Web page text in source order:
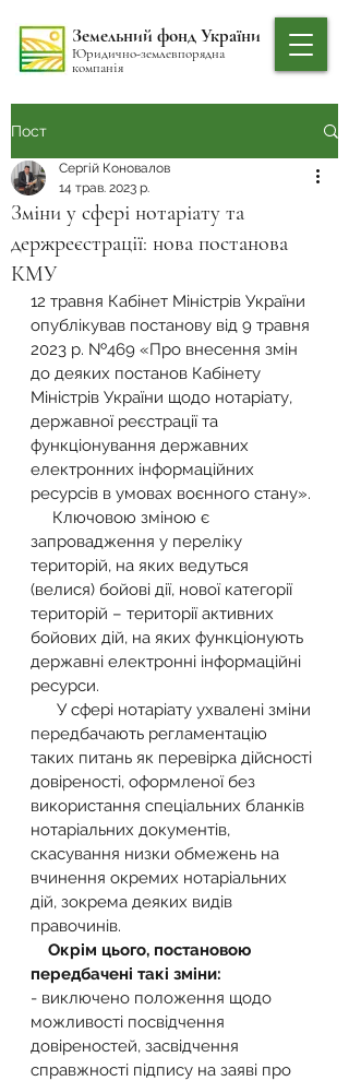
Земельний фонд України
Юридично-землевпорядна
компанія
Пост
Зміни у сфері нотаріату та
держреєстрації: нова постанова
КМУ
Сергій Коновалов
14 трав. 2023 р.
12 травня Кабінет Міністрів України
опублікував постанову від 9 травня
2023 р. №469 «Про внесення змін
до деяких постанов Кабінету
Міністрів України щодо нотаріату,
державної реєстрації та
функціонування державних
електронних інформаційних
ресурсів в умовах воєнного стану».
Ключовою зміною є
запровадження у переліку
територій, на яких ведуться
(велися) бойові дії, нової категорії
територій – території активних
бойових дій, на яких функціонують
державні електронні інформаційні
ресурси.
У сфері нотаріату ухвалені зміни
передбачають регламентацію
таких питань як перевірка дійсності
довіреності, оформленої без
використання спеціальних бланків
нотаріальних документів,
скасування низки обмежень на
вчинення окремих нотаріальних
дій, зокрема деяких видів
правочинів.
Окрім цього, постановою
передбачені такі зміни:
- виключено положення щодо
можливості посвідчення
довіреностей, засвідчення
справжності підпису на заяві про